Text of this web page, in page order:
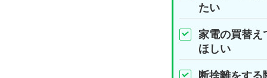
たい
家電の買替え
ほしい
断捨離をする